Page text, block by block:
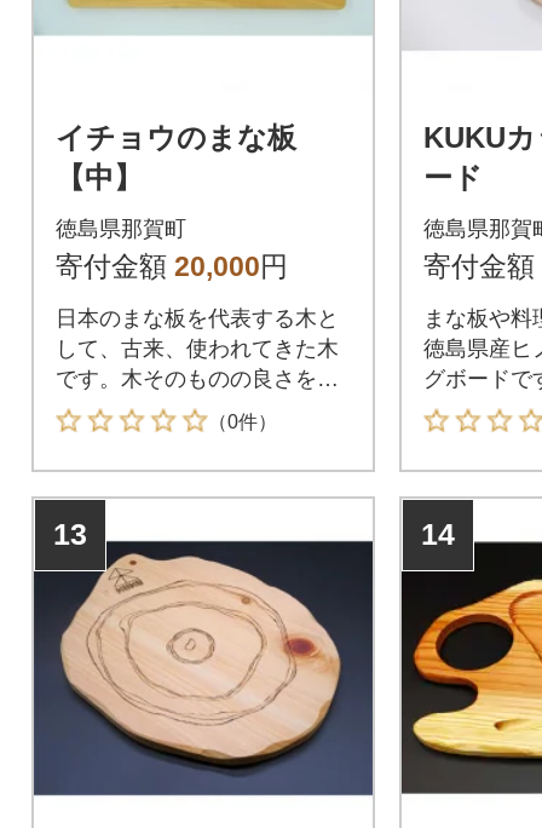
イチョウのまな板
【中】
徳島県那賀町
寄付金額 20,000円
日本のまな板を代表する木と
して、古来、使われてきた木
です。木そのものの良さを味
わってみてください。
（0件）
KUKU
ード
徳島県那賀
寄付金額
まな板や料
徳島県産ヒ
グボードで
13 14